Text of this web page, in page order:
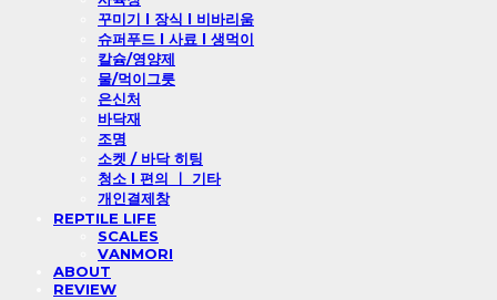
꾸미기 l 장식 l 비바리움
슈퍼푸드 l 사료 l 생먹이
칼슘/영양제
물/먹이그릇
은신처
바닥재
조명
소켓 / 바닥 히팅
청소 l 편의 ㅣ 기타
개인결제창
REPTILE LIFE
SCALES
VANMORI
ABOUT
REVIEW